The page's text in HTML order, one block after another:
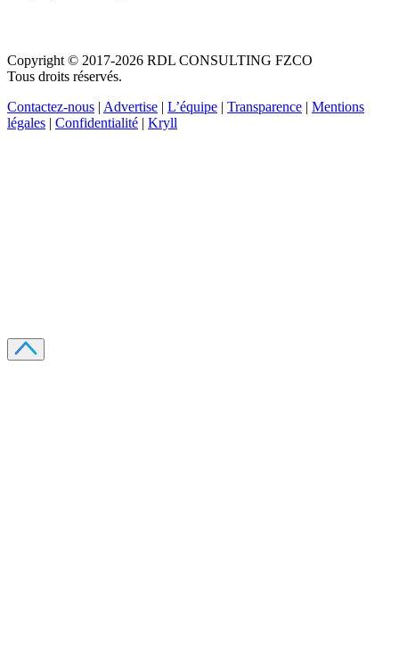
Copyright © 2017-2026 RDL CONSULTING FZCO
Tous droits réservés.
Contactez-nous | Advertise | L’équipe | Transparence | Mentions
légales | Confidentialité | Kryll